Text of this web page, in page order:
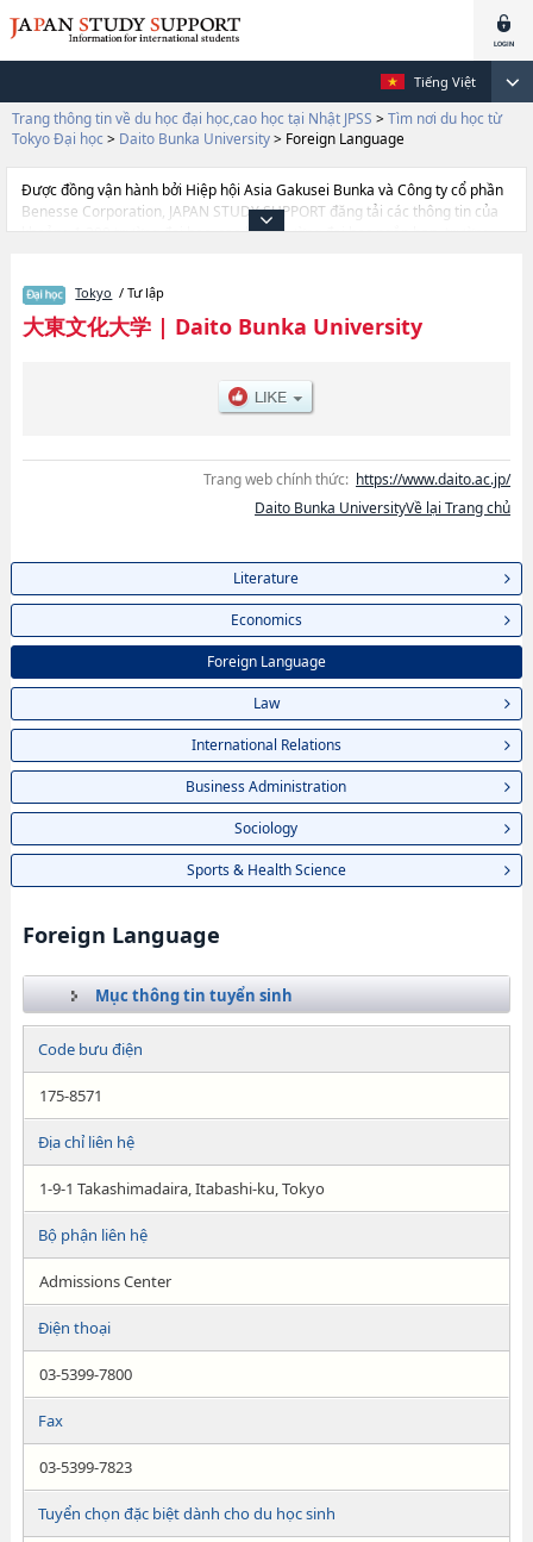
Tiếng Việt
Trang thông tin về du học đại học,cao học tại Nhật JPSS > Tìm nơi du học từ
Tokyo Đại học > Daito Bunka University> Foreign Language
Được đồng vận hành bởi Hiệp hội Asia Gakusei Bunka và Công ty cổ phần
Benesse Corporation, JAPAN STUDY SUPPORT đăng tải các thông tin của
khoảng 1.300 trường đại học, cao học, trường đại học ngắn hạn, trường
tin cần thiết dành cho du học sinh, như là về các Ngành
LiteraturehoặcNgành EconomicshoặcNgành Foreign
LanguagehoặcNgành LawhoặcNgành International RelationshoặcNgành
Science, thông tin về từng ngành học, thông tin liên quan đến thi tuyển
như số lượng tuyển sinh, số lượng trúng tuyển, cở sở trang thiết bị, hướng
Tokyo / Tư lập
大東文化大学| Daito Bunka University
Trang web chính thức: https://www.daito.ac.jp/
Daito Bunka UniversityVề lại Trang chủ
Literature
Economics
Foreign Language
Law
International Relations
Business Administration
Sociology
Sports & Health Science
Foreign Language
Mục thông tin tuyển sinh
Code bưu điện
175-8571
Địa chỉ liên hệ
1-9-1 Takashimadaira, Itabashi-ku, Tokyo
Bộ phận liên hệ
Admissions Center
Điện thoại
03-5399-7800
Fax
03-5399-7823
Tuyển chọn đặc biệt dành cho du học sinh